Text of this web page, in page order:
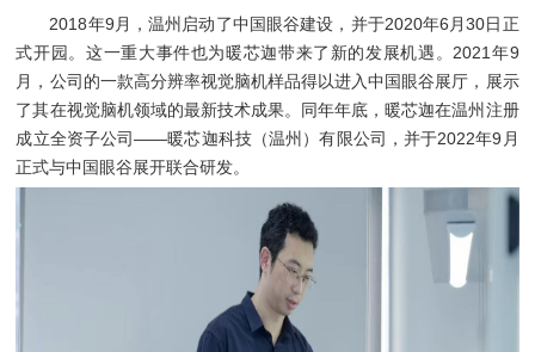
2018年9月，温州启动了中国眼谷建设，并于2020年6月30日正
式开园。这一重大事件也为暖芯迦带来了新的发展机遇。2021年9
月，公司的一款高分辨率视觉脑机样品得以进入中国眼谷展厅，展示
了其在视觉脑机领域的最新技术成果。同年年底，暖芯迦在温州注册
成立全资子公司——暖芯迦科技（温州）有限公司，并于2022年9月
正式与中国眼谷展开联合研发。